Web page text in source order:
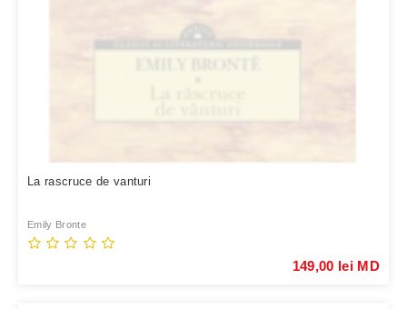
La rascruce de vanturi
Emily Bronte
149,00 lei MD